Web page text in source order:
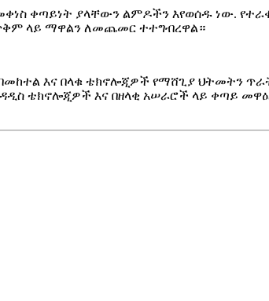
ቀጣይነት ያላቸውን ልምዶችን እየወሰዱ ነው.
ላይ ማዋልን ለመጨመር ተተግብረዋል።
እና በላቁ ቴክኖሎጂዎች የማሸጊያ ህትመትን
ቴክኖሎጂዎች እና በዘላቂ አሠራሮች ላይ ቀጣይ